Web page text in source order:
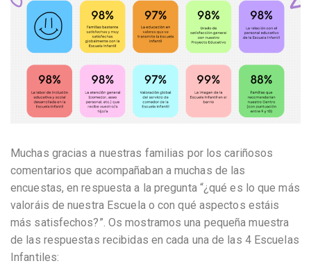
Muchas gracias a nuestras familias por los cariñosos
comentarios que acompañaban a muchas de las
encuestas, en respuesta a la pregunta “¿qué es lo que más
valoráis de nuestra Escuela o con qué aspectos estáis
más satisfechos?”. Os mostramos una pequeña muestra
de las respuestas recibidas en cada una de las 4 Escuelas
Infantiles: